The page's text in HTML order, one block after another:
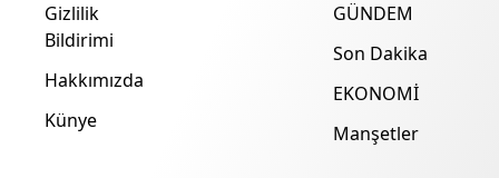
Gizlilik
Bildirimi
Hakkımızda
Künye
GÜNDEM
Son Dakika
EKONOMİ
Manşetler